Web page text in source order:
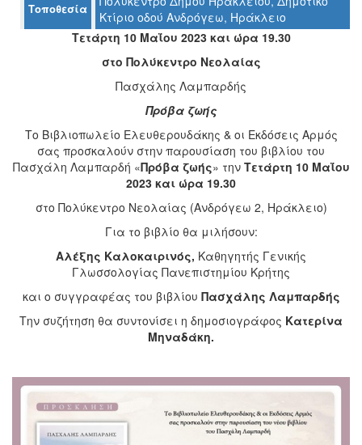
ΔΗΜΟΣ
ΠΟΛΙΤΙΣΜΟΣ
ΑΝΘΕΚΤΙΚΗ
Τοποθεσία
Κτίριο οδού Ανδρόγεω, Ηράκλειο
Τετάρτη 10 Μαΐου 2023 και ώρα 19.30
στο Πολύκεντρο Νεολαίας
Πασχάλης Λαμπαρδής
Πρόβα ζωής
Tο Βιβλιοπωλείο Ελευθερουδάκης & οι Εκδόσεις Αρμός
σας προσκαλούν στην παρουσίαση του βιβλίου του
Πασχάλη Λαμπαρδή «Πρόβα ζωής» την Τετάρτη 10 Μαΐου
2023 και ώρα 19.30
στο Πολύκεντρο Νεολαίας (Ανδρόγεω 2, Ηράκλειο)
Για το βιβλίο θα μιλήσουν:
Αλέξης Καλοκαιρινός, Καθηγητής Γενικής
Γλωσσολογίας Πανεπιστημίου Κρήτης
και ο συγγραφέας του βιβλίου Πασχάλης Λαμπαρδής
Tην συζήτηση θα συντονίσει η δημοσιογράφος Κατερίνα
Μηναδάκη.